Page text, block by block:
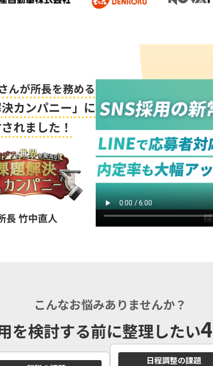
んが所長を務める
カンパニー」に
れました！
こんなお悩みありませんか？
を検討する前に整理したい4
日程調整の課題